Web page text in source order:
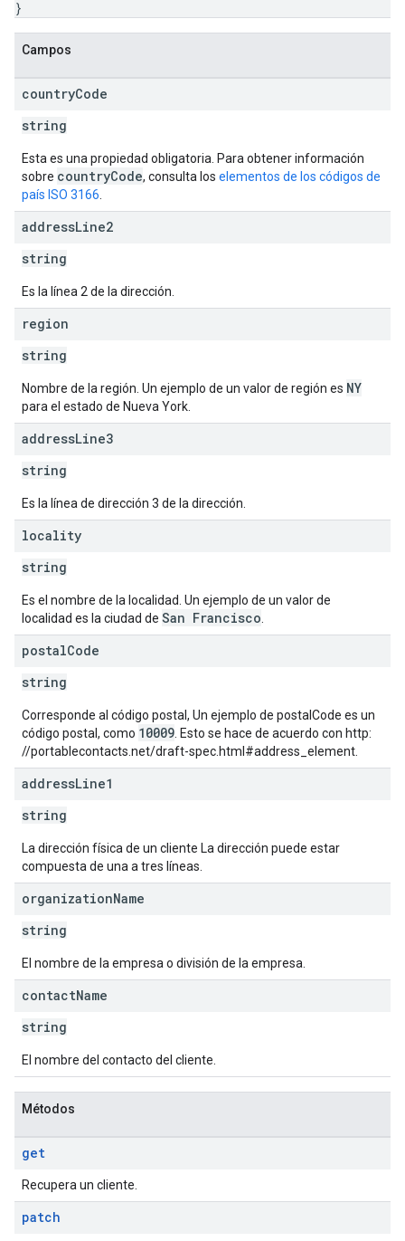
}
Campos
countryCode
string
Esta es una propiedad obligatoria. Para obtener información
sobre countryCode, consulta los elementos de los códigos de
país ISO 3166
addressLine2
string
Es la línea 2 de la dirección.
region
string
Nombre de la región. Un ejemplo de un valor de región es NY
para el estado de Nueva York.
addressLine3
string
Es la línea de dirección 3 de la dirección.
locality
string
Es el nombre de la localidad. Un ejemplo de un valor de
localidad es la ciudad de San Francisco
postalCode
string
Corresponde al código postal, Un ejemplo de postalCode es un
código postal, como 10009 . Esto se hace de acuerdo con http:
//portablecontacts.net/draft-spec.html#address_element.
addressLine1
string
La dirección física de un cliente La dirección puede estar
compuesta de una a tres líneas.
organizationName
string
El nombre de la empresa o división de la empresa.
contactName
string
El nombre del contacto del cliente.
Métodos
get
Recupera un cliente.
patch